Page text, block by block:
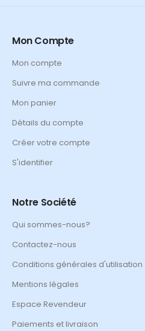
Mon Compte
Mon compte
Suivre ma commande
Mon panier
Détails du compte
Créer votre compte
S'identifier
Notre Société
Qui sommes-nous?
Contactez-nous
Conditions générales d'utilisation
Mentions légales
Espace Revendeur
Paiements et livraison